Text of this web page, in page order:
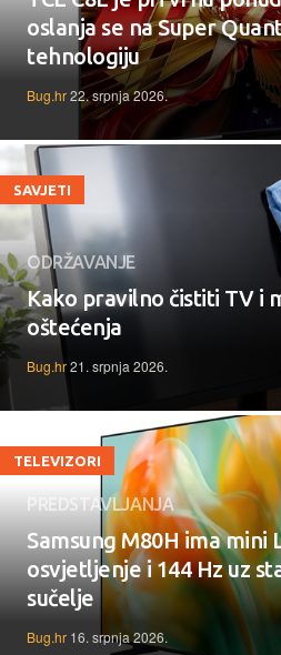
oslanja se na Super
tehnologiju
Bug.hr22. srpnja 2026.
SAVJETI
ODRŽAVANJE
Kako pravilno čistiti TV i
oštećenja
Bug.hr21. srpnja 2026.
TELEVIZORI
PREDSTAVLJANJA
Samsung M80H ima mini
osvjetljenje i 144 Hz uz
sučelje
Bug.hr 16. srpnja 2026.